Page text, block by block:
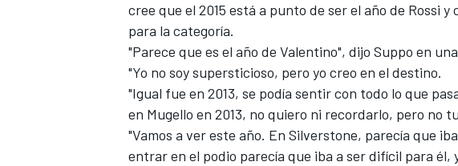
cree que el 2015 está a punto de ser el año de Rossi
para la categoría.
"Parece que es el año de Valentino", dijo Suppo en
"Yo no soy supersticioso, pero yo creo en el destino.
"Igual fue en 2013, se podía sentir con todo lo que
en Mugello en 2013, no quiero ni recordarlo, pero no
"Vamos a ver este año. En Silverstone, parecía que
entrar en el podio parecía que iba a ser difícil para él,